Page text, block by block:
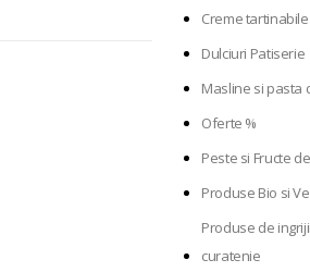
Creme
Dulciuri Patiserie
Masline si pasta
Oferte %
Peste si Fructe
Produse Bio si
Produse de
curatenie